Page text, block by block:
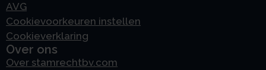
AVG
Cookievoorkeuren instellen
Cookieverklaring
Over ons
Over stamrechtbv.com